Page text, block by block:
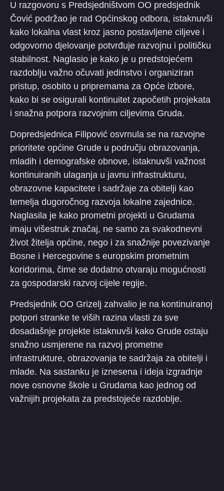
U razgovoru s Predsjedništvom OO predsjednik
Čović podržao je rad Općinskog odbora, istaknuvši
kako lokalna vlast kroz jasno postavljene ciljeve i
odgovorno djelovanje potvrđuje razvojnu i političku
stabilnost. Naglasio je kako je u predstojećem
razdoblju važno očuvati jedinstvo i organiziran
pristup, osobito u pripremama za Opće izbore,
kako bi se osigurali kontinuitet započetih projekata
i snažna potpora razvojnim ciljevima Gruda.
Dopredsjednica Filipović osvrnula se na razvojne
prioritete općine Grude u području obrazovanja,
mladih i demografske obnove, istaknuvši važnost
kontinuiranih ulaganja u javnu infrastrukturu,
obrazovne kapacitete i sadržaje za obitelji kao
temelja dugoročnog razvoja lokalne zajednice.
Naglasila je kako prometni projekti u Grudama
imaju višestruk značaj, ne samo za svakodnevni
život žitelja općine, nego i za snažnije povezivanje
Bosne i Hercegovine s europskim prometnim
koridorima, čime se dodatno otvaraju mogućnosti
za gospodarski razvoj cijele regije.
Predsjednik OO Grizelj zahvalio je na kontinuiranoj
potpori stranke te viših razina vlasti za sve
dosadašnje projekte istaknuvši kako Grude ostaju
snažno usmjerene na razvoj prometne
infrastrukture, obrazovanja te sadržaja za obitelji i
mlade. Na sastanku je iznesena i ideja izgradnje
nove osnovne škole u Grudama kao jednog od
važnijih projekata za predstojeće razdoblje.